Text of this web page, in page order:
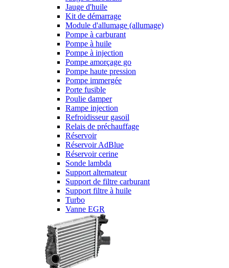
Jauge d'huile
Kit de démarrage
Module d'allumage (allumage)
Pompe à carburant
Pompe à huile
Pompe à injection
Pompe amorçage go
Pompe haute pression
Pompe immergée
Porte fusible
Poulie damper
Rampe injection
Refroidisseur gasoil
Relais de préchauffage
Réservoir
Réservoir AdBlue
Réservoir cerine
Sonde lambda
Support alternateur
Support de filtre carburant
Support filtre à huile
Turbo
Vanne EGR